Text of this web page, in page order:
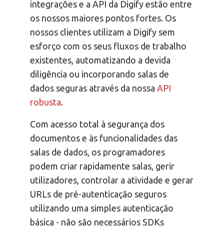
integrações e a API da Digify estão entre
os nossos maiores pontos fortes. Os
nossos clientes utilizam a Digify sem
esforço com os seus fluxos de trabalho
existentes, automatizando a devida
diligência ou incorporando salas de
dados seguras através da nossa API
robusta.
Com acesso total à segurança dos
documentos e às funcionalidades das
salas de dados, os programadores
podem criar rapidamente salas, gerir
utilizadores, controlar a atividade e gerar
URLs de pré-autenticação seguros
utilizando uma simples autenticação
básica - não são necessários SDKs